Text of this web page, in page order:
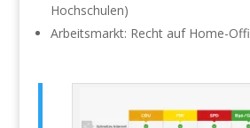
Hochschulen)
Arbeitsmarkt: Recht auf Home-